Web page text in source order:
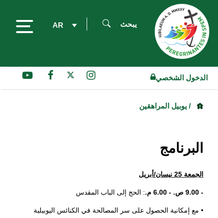
AR يبحث
الدخول الشخصي
/ يوبيل المراهقين
البرنامج
الجمعة 25 نيسان/أبريل
- 9.00 ص. - 6.00 م. : الحج إلى الباب المقدس
• مع إمكانية الحصول على سر المصالحة في الكنائس اليوبيلية